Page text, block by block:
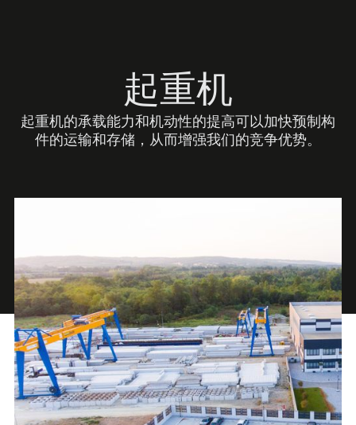
起重机
起重机的承载能力和机动性的提高可以加快预制构
件的运输和存储，从而增强我们的竞争优势。